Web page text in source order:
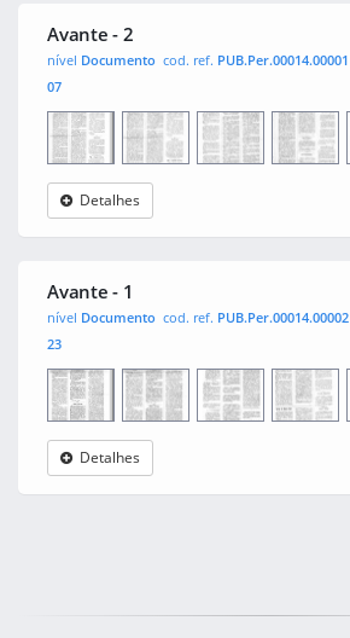
Avante - 2
nível Documento cod. ref. PUB.Per.00014.00001
07
Avante 0001
Detalhes
Avante - 1
nível Documento cod. ref. PUB.Per.00014.00002
23
Avante 0001
Detalhes